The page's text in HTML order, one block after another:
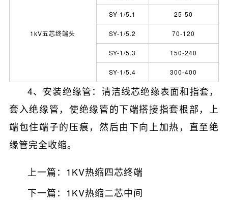
1kV五芯终端头
SY-1/5.1 25-50
SY-1/5.2 70-120
SY-1/5.3 150-240
SY-1/5.4 300-400
4、安装绝缘管：清洁线芯绝缘表面和指套，
套入绝缘管，使绝缘管的下端搭接指套根部，上
端包住端子的压痕，然后由下向上加热，直至绝
缘管完全收缩。
上一篇： 1KV热缩四芯终端
下一篇： 1KV热缩二芯中间